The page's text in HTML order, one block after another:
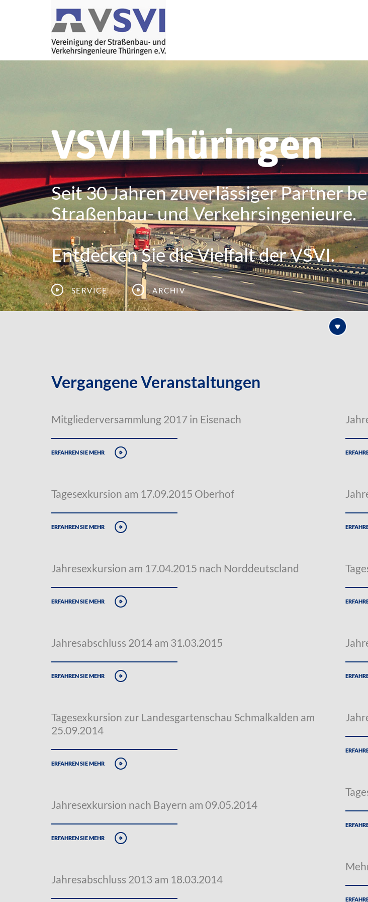
VSVI Thüringen
Seit 30 Jahren zuverlässiger Partner
Straßenbau- und Verkehrsingenieure.
Entdecken Sie die Vielfalt der VSVI.
Service Archiv
Vergangene Veranstaltungen
Mitgliederversammlung 2017 in Eisenach
erfahren sie mehr
Tagesexkursion am 17.09.2015 Oberhof
erfahren sie mehr
Jahresexkursion am 17.04.2015 nach Norddeutscland
erfahren sie mehr
Jahresabschluss 2014 am 31.03.2015
erfahren sie mehr
Tagesexkursion zur Landesgartenschau Schmalkalden am
25.09.2014
erfahren sie mehr
Jahresexkursion nach Bayern am 09.05.2014
erfahren sie mehr
Jahresabschluss 2013 am 18.03.2014